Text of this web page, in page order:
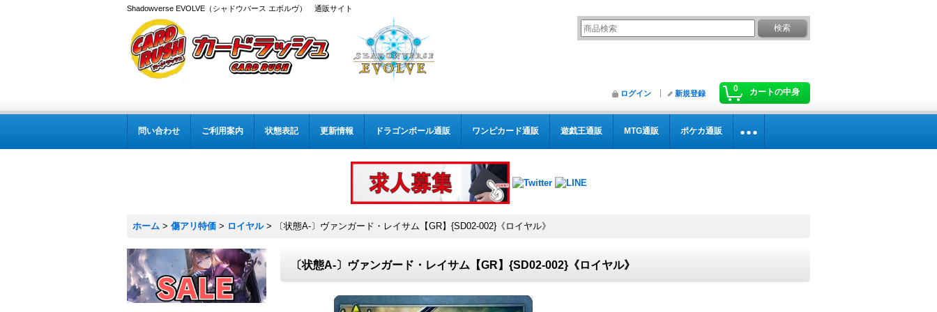
Shadowverse EVOLVE（シャドウバース エボルヴ） 通販サイト
0 カートの中身
ログイン 新規登録
問い合わせ ご利用案内 状態表記 更新情報 ドラゴンボール通販 ワンピカード通販 遊戯王通販 MTG通販 ポケカ通販
ホーム > 傷アリ特価 > ロイヤル > 〔状態A-〕ヴァンガード・レイサム【GR】{SD02-002}《ロイヤル》
〔状態A-〕ヴァンガード・レイサム【GR】{SD02-002}《ロイヤル》